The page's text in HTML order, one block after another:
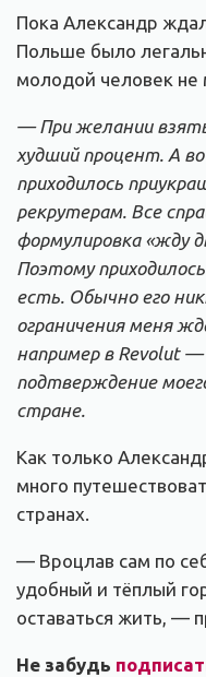
Пока Александр
Польше было
молодой человек не
— При желании
худший процент. А
приходилось
рекрутерам. Все
формулировка «жду
Поэтому
есть. Обычно его
ограничения меня
например в Revolut
подтверждение
стране.
Как только
много
странах.
— Вроцлав сам по
удобный и тёплый
оставаться жить, —
Не забудь